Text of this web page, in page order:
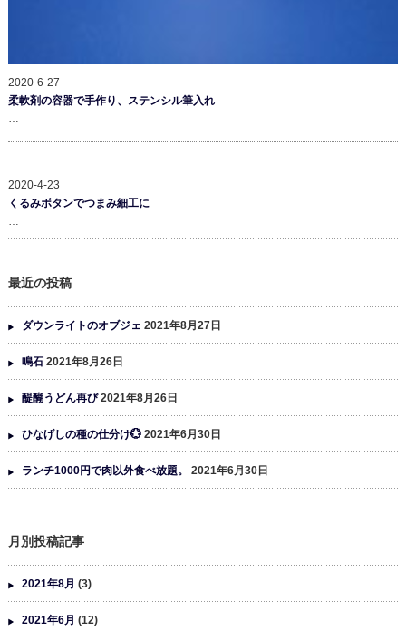
2020-6-27
柔軟剤の容器で手作り、ステンシル筆入れ
…
2020-4-23
くるみボタンでつまみ細工に
…
最近の投稿
ダウンライトのオブジェ 2021年8月27日
鳴石 2021年8月26日
醍醐うどん再び 2021年8月26日
ひなげしの種の仕分け💮 2021年6月30日
ランチ1000円で肉以外食べ放題。 2021年6月30日
月別投稿記事
2021年8月 (3)
2021年6月 (12)